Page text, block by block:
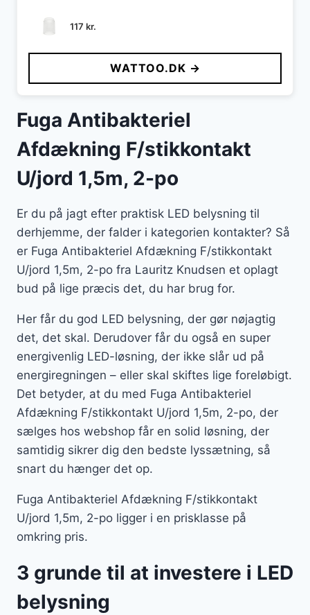
117 kr.
WATTOO.DK →
Fuga Antibakteriel
Afdækning F/stikkontakt
U/jord 1,5m, 2-po
Er du på jagt efter praktisk LED belysning til
derhjemme, der falder i kategorien kontakter? Så
er Fuga Antibakteriel Afdækning F/stikkontakt
U/jord 1,5m, 2-po fra Lauritz Knudsen et oplagt
bud på lige præcis det, du har brug for.
Her får du god LED belysning, der gør nøjagtig
det, det skal. Derudover får du også en super
energivenlig LED-løsning, der ikke slår ud på
energiregningen – eller skal skiftes lige foreløbigt.
Det betyder, at du med Fuga Antibakteriel
Afdækning F/stikkontakt U/jord 1,5m, 2-po, der
sælges hos webshop får en solid løsning, der
samtidig sikrer dig den bedste lyssætning, så
snart du hænger det op.
Fuga Antibakteriel Afdækning F/stikkontakt
U/jord 1,5m, 2-po ligger i en prisklasse på
omkring pris.
3 grunde til at investere i LED
belysning